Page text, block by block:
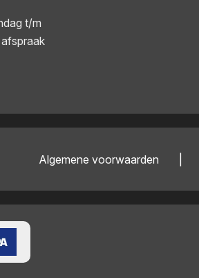
t/m
Algemene voorwaarden